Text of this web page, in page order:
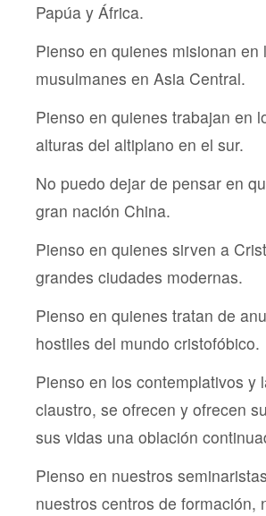
Papúa y África.
Pienso en quienes misionan
musulmanes en Asia Central.
Pienso en quienes trabajan en
alturas del altiplano en el sur.
No puedo dejar de pensar en
gran nación China.
Pienso en quienes sirven a
grandes ciudades modernas.
Pienso en quienes tratan de
hostiles del mundo cristofóbico.
Pienso en los contemplativos y
claustro, se ofrecen y ofrecen
sus vidas una oblación
Pienso en nuestros
nuestros centros de formación,